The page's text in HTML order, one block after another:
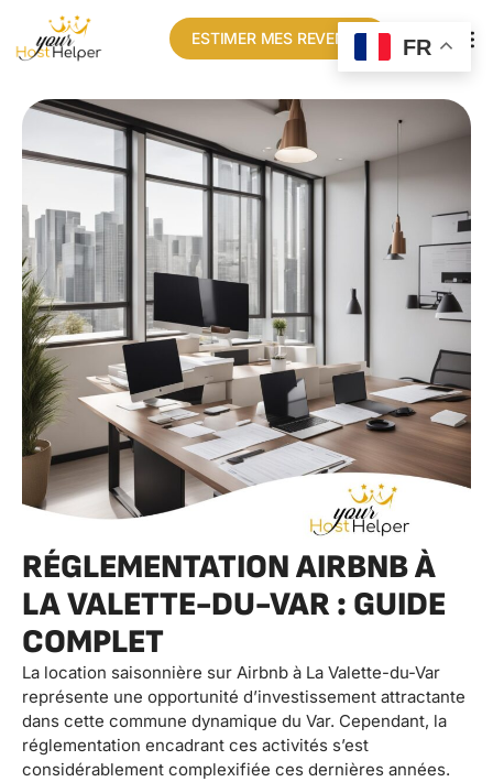
ESTIMER MES REVENUS
RÉGLEMENTATION AIRBNB À
LA VALETTE-DU-VAR : GUIDE
COMPLET
La location saisonnière sur Airbnb à La Valette-du-Var
représente une opportunité d’investissement attractante
dans cette commune dynamique du Var. Cependant, la
réglementation encadrant ces activités s’est
considérablement complexifiée ces dernières années.
FR